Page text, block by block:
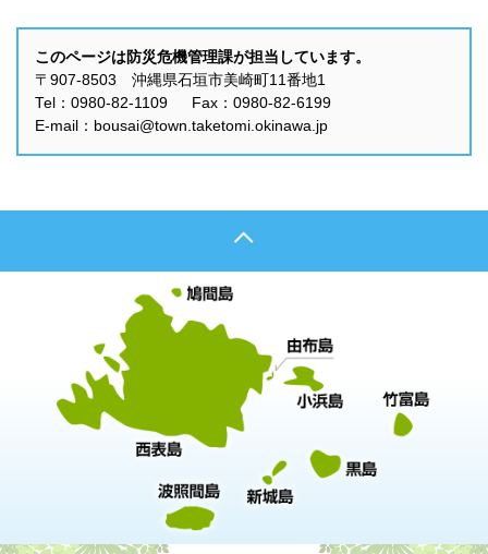
このページは防災危機管理課が担当しています。
〒907-8503 沖縄県石垣市美崎町11番地1
Tel：0980-82-1109 Fax：0980-82-6199
E-mail：bousai@town.taketomi.okinawa.jp